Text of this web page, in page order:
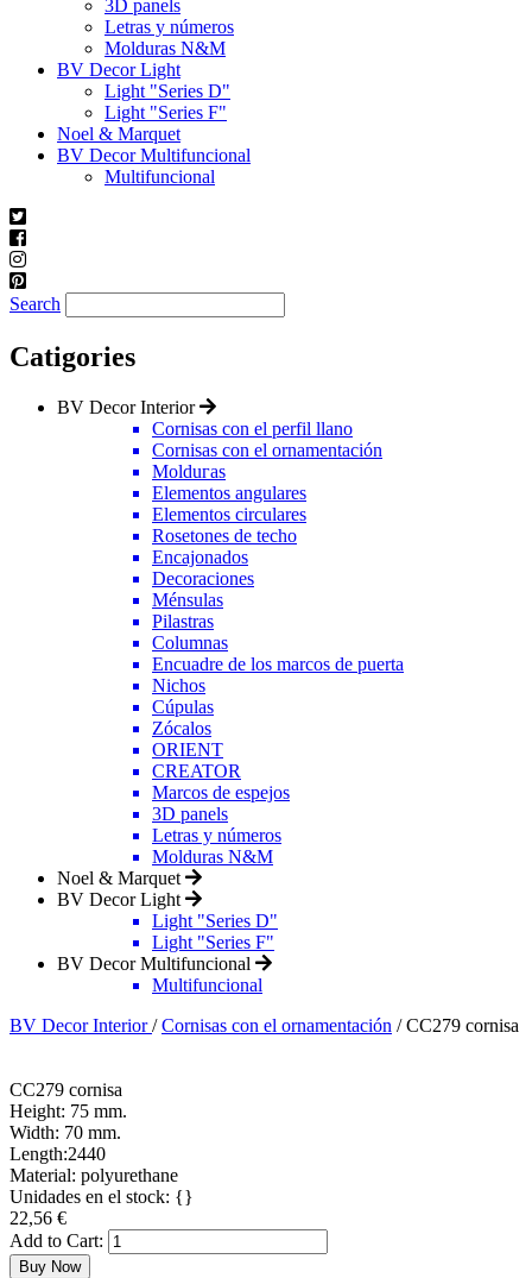
3D panels
Letras y números
Molduras N&M
BV Decor Light
Light "Series D"
Light "Series F"
Noel & Marquet
BV Decor Multifuncional
Multifuncional
Search
Catigories
BV Decor Interior
Cornisas con el perfil llano
Cornisas con el ornamentación
Molduгas
Elementos angulares
Elementos circulares
Rosetones de techo
Encajonados
Decoraciones
Ménsulas
Pilastras
Columnas
Encuadre de los marcos de puerta
Nichos
Cúpulas
Zócalos
ORIENT
CREATOR
Marcos de espejos
3D panels
Letras y números
Molduras N&M
Noel & Marquet
BV Decor Light
Light "Series D"
Light "Series F"
BV Decor Multifuncional
Multifuncional
BV Decor Interior/Cornisas con el ornamentación /CC279 cornisa
CC279 cornisa
Height: 75 mm.
Width: 70 mm.
Length:2440
Material: polyurethane
Unidades en el stock: {}
22,56 €
Add to Cart:
Buy Now